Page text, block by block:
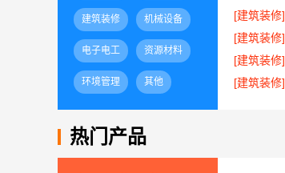
建筑装修 机械设备
电子电工 资源材料
环境管理 其他
[建筑装修]
[建筑装修]
[建筑装修]
[建筑装修]
热门产品